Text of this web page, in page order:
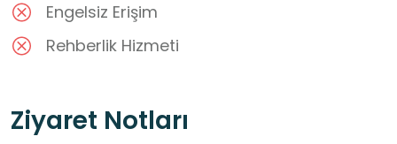
Engelsiz Erişim
Rehberlik Hizmeti
Ziyaret Notları